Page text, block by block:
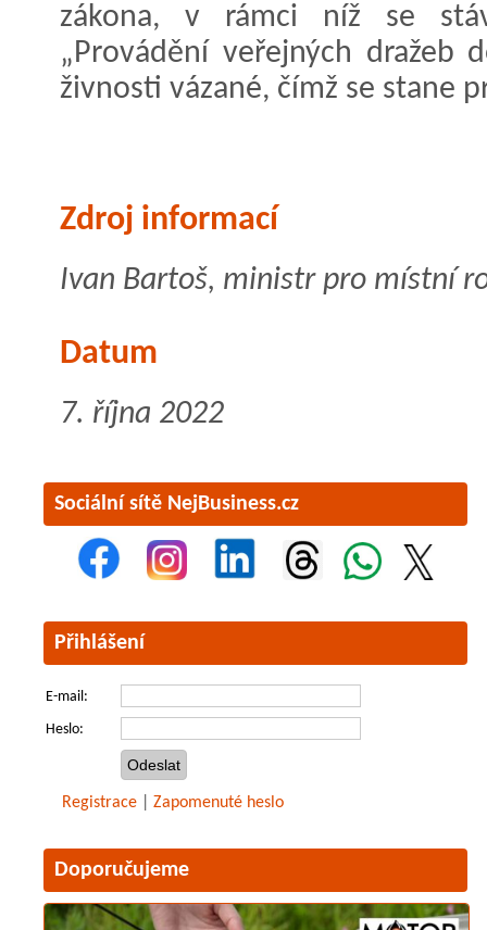
zákona, v rámci níž se
„Provádění veřejných dražeb
živnosti vázané, čímž se stane
Zdroj informací
Ivan Bartoš, ministr pro místní
Datum
7. října 2022
Sociální sítě NejBusiness.cz
Přihlášení
E-mail:
Heslo:
Registrace Zapomenuté heslo
Doporučujeme